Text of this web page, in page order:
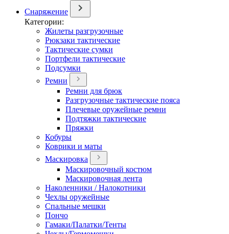
Снаряжение
Категории:
Жилеты разгрузочные
Рюкзаки тактические
Тактические сумки
Портфели тактические
Подсумки
Ремни
Ремни для брюк
Разгрузочные тактические пояса
Плечевые оружейные ремни
Подтяжки тактические
Пряжки
Кобуры
Коврики и маты
Маскировка
Маскировочный костюм
Маскировочная лента
Наколенники / Налокотники
Чехлы оружейные
Спальные мешки
Пончо
Гамаки/Палатки/Тенты